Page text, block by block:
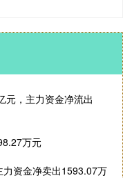
元，主力资金净流出
万元
资金净卖出1593.07万